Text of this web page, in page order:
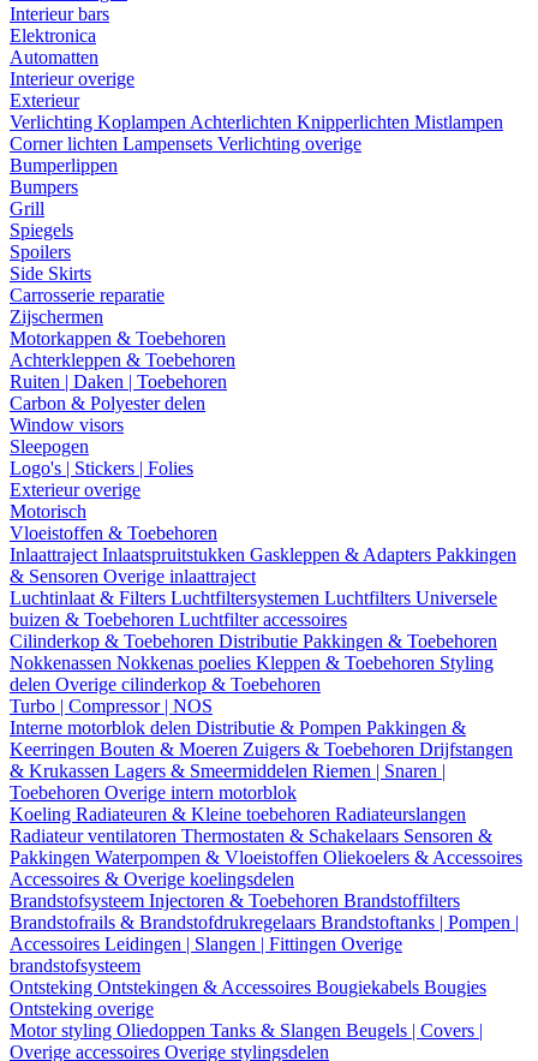
Interieur bars
Elektronica
Automatten
Interieur overige
Exterieur
Verlichting Koplampen Achterlichten Knipperlichten Mistlampen
Corner lichten Lampensets Verlichting overige
Bumperlippen
Bumpers
Grill
Spiegels
Spoilers
Side Skirts
Carrosserie reparatie
Zijschermen
Motorkappen & Toebehoren
Achterkleppen & Toebehoren
Ruiten | Daken | Toebehoren
Carbon & Polyester delen
Window visors
Sleepogen
Logo's | Stickers | Folies
Exterieur overige
Motorisch
Vloeistoffen & Toebehoren
Inlaattraject Inlaatspruitstukken Gaskleppen & Adapters Pakkingen
& Sensoren Overige inlaattraject
Luchtinlaat & Filters Luchtfiltersystemen Luchtfilters Universele
buizen & Toebehoren Luchtfilter accessoires
Cilinderkop & Toebehoren Distributie Pakkingen & Toebehoren
Nokkenassen Nokkenas poelies Kleppen & Toebehoren Styling
delen Overige cilinderkop & Toebehoren
Turbo | Compressor | NOS
Interne motorblok delen Distributie & Pompen Pakkingen &
Keerringen Bouten & Moeren Zuigers & Toebehoren Drijfstangen
& Krukassen Lagers & Smeermiddelen Riemen | Snaren |
Toebehoren Overige intern motorblok
Koeling Radiateuren & Kleine toebehoren Radiateurslangen
Radiateur ventilatoren Thermostaten & Schakelaars Sensoren &
Pakkingen Waterpompen & Vloeistoffen Oliekoelers & Accessoires
Accessoires & Overige koelingsdelen
Brandstofsysteem Injectoren & Toebehoren Brandstoffilters
Brandstofrails & Brandstofdrukregelaars Brandstoftanks | Pompen |
Accessoires Leidingen | Slangen | Fittingen Overige
brandstofsysteem
Ontsteking Ontstekingen & Accessoires Bougiekabels Bougies
Ontsteking overige
Motor styling Oliedoppen Tanks & Slangen Beugels | Covers |
Overige accessoires Overige stylingsdelen